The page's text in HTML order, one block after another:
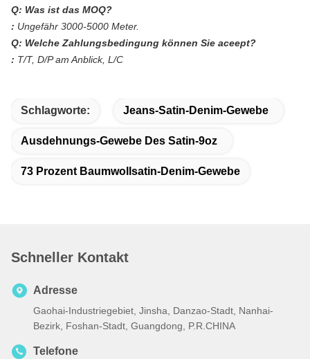
Q: Was ist das MOQ?
: Ungefähr 3000-5000 Meter.
Q: Welche Zahlungsbedingung können Sie aceept?
: T/T, D/P am Anblick, L/C
Schlagworte: Jeans-Satin-Denim-Gewebe
Ausdehnungs-Gewebe Des Satin-9oz
73 Prozent Baumwollsatin-Denim-Gewebe
Schneller Kontakt
Adresse
Gaohai-Industriegebiet, Jinsha, Danzao-Stadt, Nanhai-
Bezirk, Foshan-Stadt, Guangdong, P.R.CHINA
Telefone